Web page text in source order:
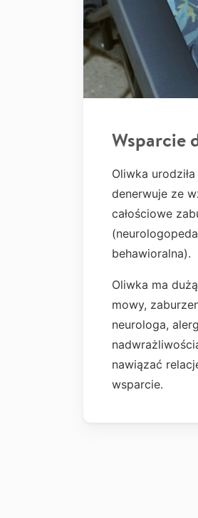
Wsparcie
Oliwka
denerwuje ze
całościowe
behawioralna).
Oliwka ma
mowy,
neurologa,
nawiązać
wsparcie.